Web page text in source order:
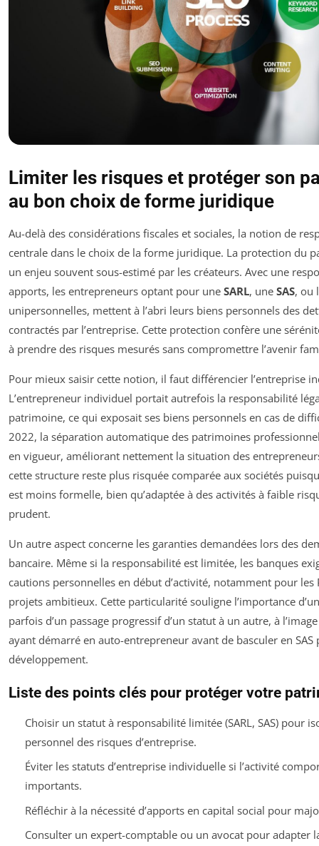
Limiter les risques et protéger son
au bon choix de forme juridique
Au-delà des considérations fiscales et sociales, la notion de
centrale dans le choix de la forme juridique. La protection du
un enjeu souvent sous-estimé par les créateurs. Avec une
apports, les entrepreneurs optant pour une SARL, une SAS, ou
unipersonnelles, mettent à l’abri leurs biens personnels des
contractés par l’entreprise. Cette protection confère une
à prendre des risques mesurés sans compromettre l’avenir
Pour mieux saisir cette notion, il faut différencier l’entreprise
L’entrepreneur individuel portait autrefois la responsabilité
patrimoine, ce qui exposait ses biens personnels en cas de
2022, la séparation automatique des patrimoines
en vigueur, améliorant nettement la situation des
cette structure reste plus risquée comparée aux sociétés
est moins formelle, bien qu’adaptée à des activités à faible
prudent.
Un autre aspect concerne les garanties demandées lors des
bancaire. Même si la responsabilité est limitée, les banques
cautions personnelles en début d’activité, notamment pour les
projets ambitieux. Cette particularité souligne l’importance
parfois d’un passage progressif d’un statut à un autre, à
ayant démarré en auto-entrepreneur avant de basculer en
développement.
Liste des points clés pour protéger votre
Choisir un statut à responsabilité limitée (SARL, SAS) pour
personnel des risques d’entreprise.
Éviter les statuts d’entreprise individuelle si l’activité
importants.
Réfléchir à la nécessité d’apports en capital social pour
Consulter un expert-comptable ou un avocat pour adapter